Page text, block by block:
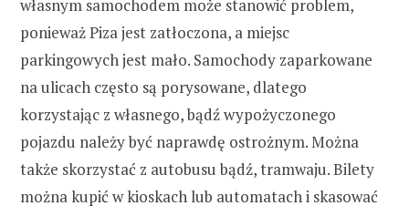
własnym samochodem może stanowić problem,
ponieważ Piza jest zatłoczona, a miejsc
parkingowych jest mało. Samochody zaparkowane
na ulicach często są porysowane, dlatego
korzystając z własnego, bądź wypożyczonego
pojazdu należy być naprawdę ostrożnym. Można
także skorzystać z autobusu bądź, tramwaju. Bilety
można kupić w kioskach lub automatach i skasować